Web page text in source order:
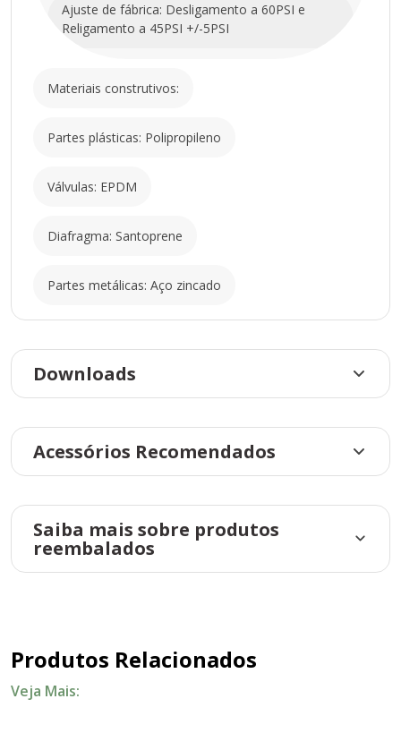
Ajuste de fábrica: Desligamento a 60PSI e
Religamento a 45PSI +/-5PSI
Materiais construtivos:
Partes plásticas: Polipropileno
Válvulas: EPDM
Diafragma: Santoprene
Partes metálicas: Aço zincado
Downloads
Acessórios Recomendados
Saiba mais sobre produtos
reembalados
Produtos Relacionados
Veja Mais: